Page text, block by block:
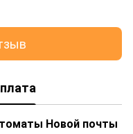
Новой почты